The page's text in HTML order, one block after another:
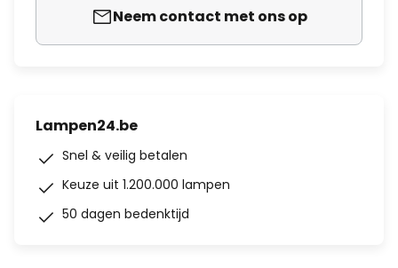
Neem contact met ons op
Lampen24.be
Snel & veilig betalen
Keuze uit 1.200.000 lampen
50 dagen bedenktijd